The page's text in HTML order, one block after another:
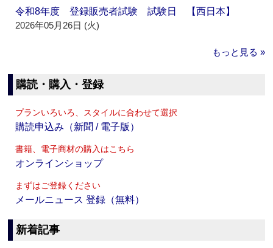
令和8年度 登録販売者試験 試験日 【西日本】
2026年05月26日 (火)
もっと見る »
購読・購入・登録
プランいろいろ、スタイルに合わせて選択
購読申込み（新聞 / 電子版）
書籍、電子商材の購入はこちら
オンラインショップ
まずはご登録ください
メールニュース 登録（無料）
新着記事